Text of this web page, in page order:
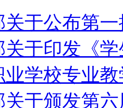
于公布第一
关于印发《
业学校专业
关于颁发第